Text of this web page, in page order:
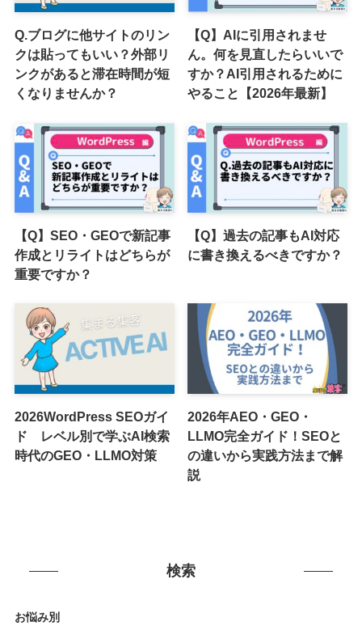
Q.ブログに他サイトのリン
クは貼ってもいい？外部リ
ンクがあると滞在時間が短
くなりませんか？
【Q】AIに引用されませ
ん。何を見直したらいいで
すか？AI引用されるために
やること【2026年最新】
【Q】SEO・GEOで新記事
作成とリライトはどちらが
重要ですか？
【Q】過去の記事もAI対応
に書き換えるべきですか？
2026WordPress SEOガイ
ド レベル別で学ぶAI検索
時代のGEO・LLMO対策
2026年AEO・GEO・
LLMO完全ガイド！SEOと
の違いから実践方法まで解
説
検索
お悩み別